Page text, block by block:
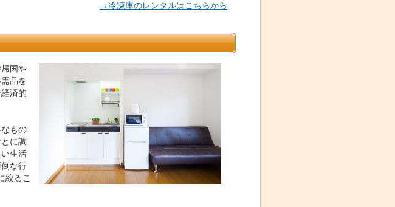
→冷凍庫のレンタルはこちらから
国や
品を
済的
もの
に調
生活
な行
絞るこ